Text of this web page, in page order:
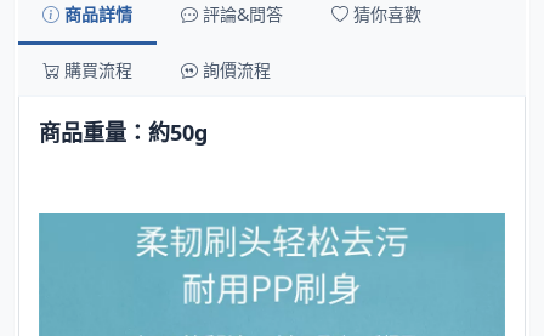
商品詳情 評論&問答 猜你喜歡
購買流程 詢價流程
商品重量：約50g